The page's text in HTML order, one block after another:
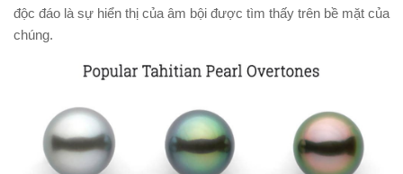
độc đáo là sự hiển thị của âm bội được tìm thấy trên bề mặt của
chúng.